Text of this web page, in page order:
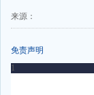
来源：
免责声明